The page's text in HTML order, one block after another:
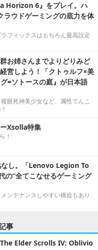
Horizon 6』をプレイ。ハ
ラウドゲーミングの底力を体
フィックスはもちろん最高設定
お姉さんまでよりどりみど
営しよう！「クトゥルフ×美
=ソトースの庭』が日本語
眼死神美少女など、属性てんこ
Xsolla特集
！
し。「Lenovo Legion To
“全てこなせるゲーミング
ンテナンスしやすい構造もあり
事
Elder Scrolls IV: Oblivio